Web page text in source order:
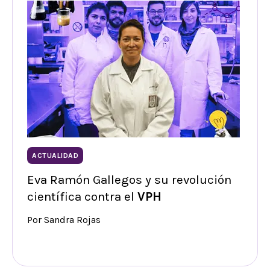
ACTUALIDAD
Eva Ramón Gallegos y su revolución
científica contra el VPH
Por Sandra Rojas